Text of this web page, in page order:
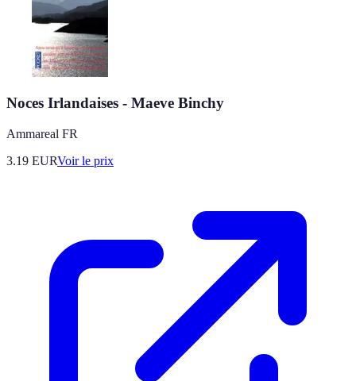
Noces Irlandaises - Maeve Binchy
Ammareal FR
3.19 EURVoir le prix